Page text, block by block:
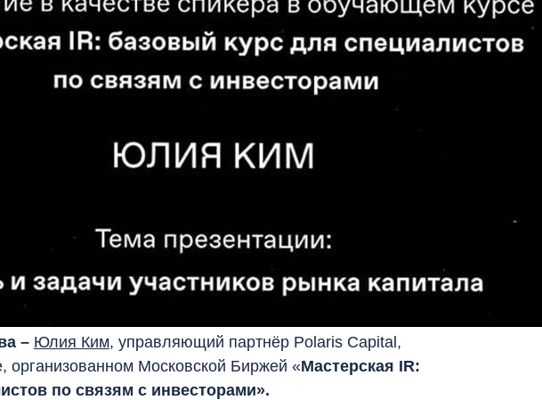
– Юлия Ким, управляющий партнёр Polaris Capital,
организованном Московской Биржей «Мастерская IR:
по связям с инвесторами».